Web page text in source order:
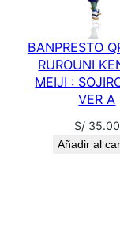
BANPRESTO
RUROUNI
MEIJI :
VER A
S/35.00
Añadir al